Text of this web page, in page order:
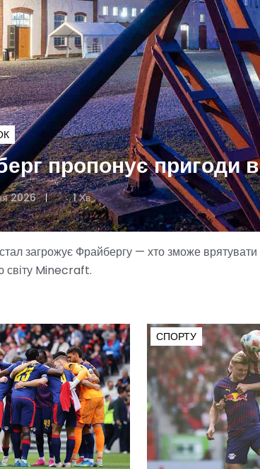
пропонує пригоди
2026 1 Хв
загрожує Фрайбергу — хто зможе врятувати
світу Minecraft.
СПОРТУ